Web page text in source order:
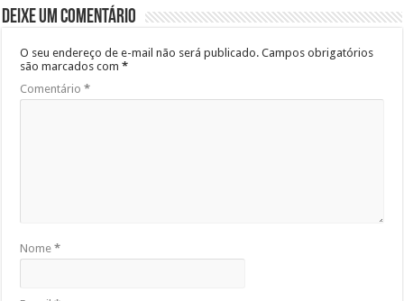
Deixe um comentário
O seu endereço de e-mail não será publicado. Campos obrigatórios
são marcados com*
Comentário*
Nome*